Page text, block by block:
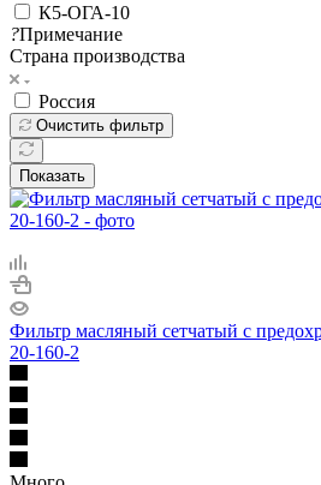
К5-ОГА-10
?Примечание
Страна производства
Россия
Очистить фильтр
Показать
Фильтр масляный сетчатый с
20-160-2